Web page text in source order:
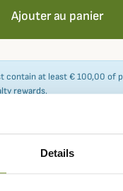
Details
Ajouter au panier
contain at least € 100,00 of
rewards.